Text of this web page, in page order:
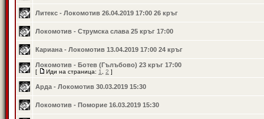
Литекс - Локомотив 26.04.2019 17:00 26 кръг
Локомотив - Струмска слава 25 кръг 17:00
Кариана - Локомотив 13.04.2019 17:00 24 кръг
Локомотив - Ботев (Гълъбово) 23 кръг 17:00
[ Иди на страница: 1 2 ]
Арда - Локомотив 30.03.2019 15:30
Локомотив - Поморие 16.03.2019 15:30